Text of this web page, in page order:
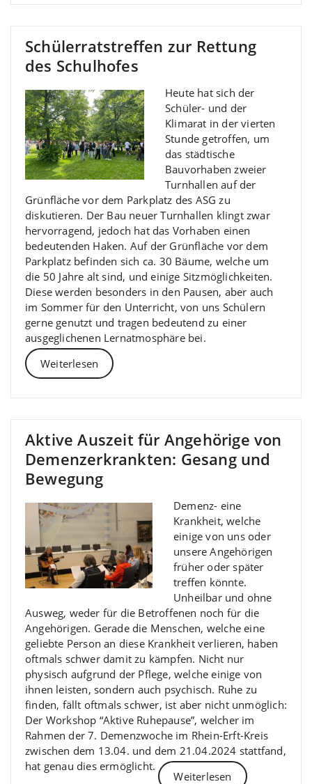
Schülerratstreffen zur Rettung
des Schulhofes
Heute hat sich der
Schüler- und der
Klimarat in der vierten
Stunde getroffen, um
das städtische
Bauvorhaben zweier
Turnhallen auf der
Grünfläche vor dem Parkplatz des ASG zu
diskutieren. Der Bau neuer Turnhallen klingt zwar
hervorragend, jedoch hat das Vorhaben einen
bedeutenden Haken. Auf der Grünfläche vor dem
Parkplatz befinden sich ca. 30 Bäume, welche um
die 50 Jahre alt sind, und einige Sitzmöglichkeiten.
Diese werden besonders in den Pausen, aber auch
im Sommer für den Unterricht, von uns Schülern
gerne genutzt und tragen bedeutend zu einer
ausgeglichenen Lernatmosphäre bei.
Weiterlesen
Aktive Auszeit für Angehörige von
Demenzerkrankten: Gesang und
Bewegung
Demenz- eine
Krankheit, welche
einige von uns oder
unsere Angehörigen
früher oder später
treffen könnte.
Unheilbar und ohne
Ausweg, weder für die Betroffenen noch für die
Angehörigen. Gerade die Menschen, welche eine
geliebte Person an diese Krankheit verlieren, haben
oftmals schwer damit zu kämpfen. Nicht nur
physisch aufgrund der Pflege, welche einige von
ihnen leisten, sondern auch psychisch. Ruhe zu
finden, fällt oftmals schwer, ist aber nicht unmöglich:
Der Workshop “Aktive Ruhepause”, welcher im
Rahmen der 7. Demenzwoche im Rhein-Erft-Kreis
zwischen dem 13.04. und dem 21.04.2024 stattfand,
hat genau dies ermöglicht.
Weiterlesen